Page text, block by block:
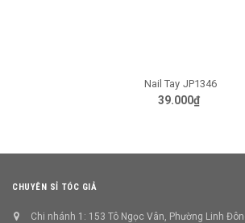
Nail Tay JP1346
39.000₫
CHUYÊN SỈ TÓC GIẢ
Chi nhánh 1: 153 Tô Ngọc Vân, Phường Linh